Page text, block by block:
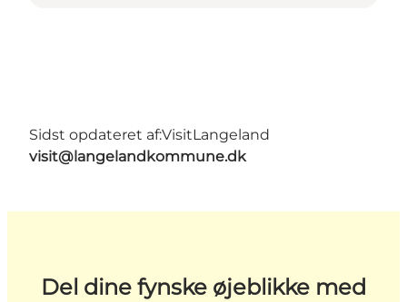
Sidst opdateret af:VisitLangeland
visit@langelandkommune.dk
Del dine fynske øjeblikke med